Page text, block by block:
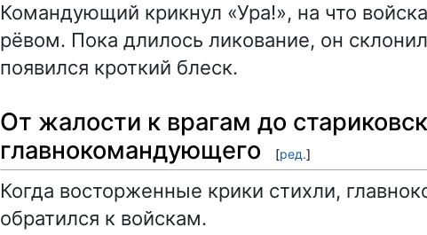
Командующий крикнул «Ура!», на что
рёвом. Пока длилось ликование, он склонил
появился кроткий блеск.
От жалости к врагам до
главнокомандующего
[ред.]
Когда восторженные крики стихли,
обратился к войскам.